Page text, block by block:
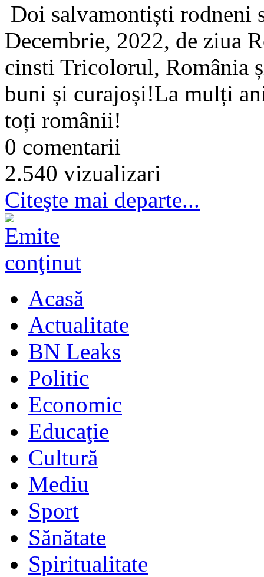
Doi salvamontiști rodneni
Decembrie, 2022, de ziua
cinsti Tricolorul, România
buni și curajoși!La mulți
toți românii!
0 comentarii
2.540 vizualizari
Citeşte mai departe...
Acasă
Actualitate
BN Leaks
Politic
Economic
Educaţie
Cultură
Mediu
Sport
Sănătate
Spiritualitate